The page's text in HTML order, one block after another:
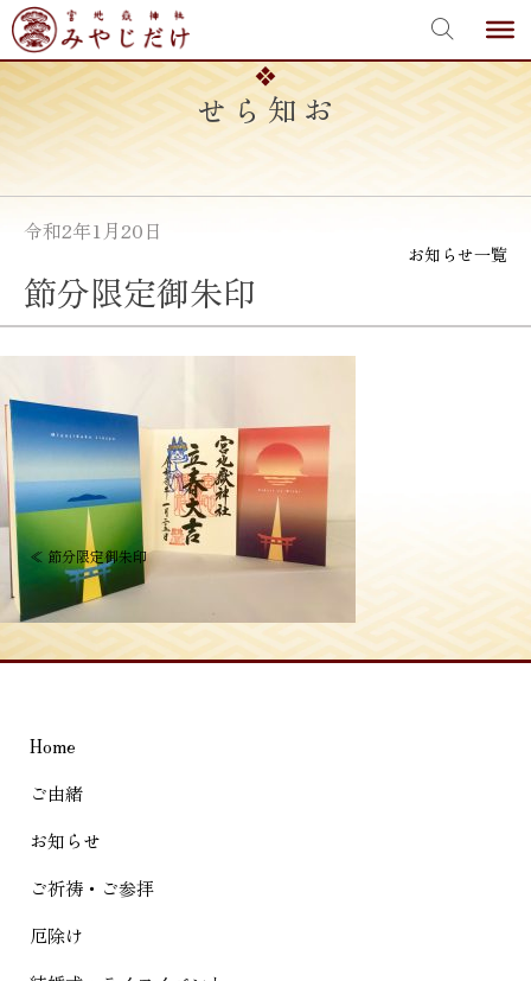
Skip
to
content
お知らせ
令和2年1月20日
お知らせ一覧
節分限定御朱印
投
稿
ナ
ビ
ー
シ
ョ
ン
≪節分限定御朱印
Home
ご由緒
お知らせ
ご祈祷・ご参拝
厄除け